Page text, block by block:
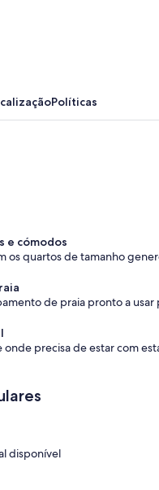
Políticas
e cómodos
os quartos de tamanho
de praia pronto a usar
precisa de estar com
disponível